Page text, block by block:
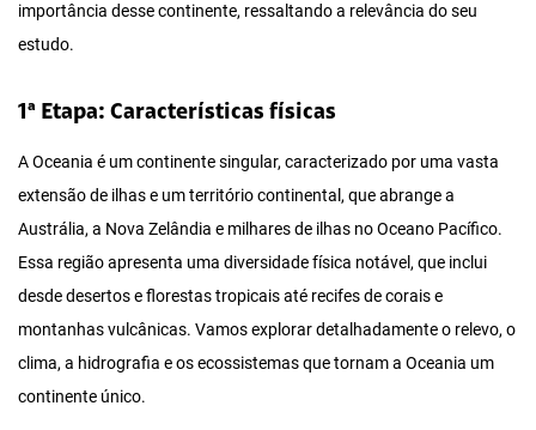
importância desse continente, ressaltando a relevância do seu
estudo.
1ª Etapa: Características físicas
A Oceania é um continente singular, caracterizado por uma vasta
extensão de ilhas e um território continental, que abrange a
Austrália, a Nova Zelândia e milhares de ilhas no Oceano Pacífico.
Essa região apresenta uma diversidade física notável, que inclui
desde desertos e florestas tropicais até recifes de corais e
montanhas vulcânicas. Vamos explorar detalhadamente o relevo, o
clima, a hidrografia e os ecossistemas que tornam a Oceania um
continente único.